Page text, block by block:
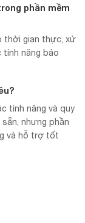
phần mềm
thời gian thực, xử
tính năng báo
tính năng và quy
nhưng phần
và hỗ trợ tốt